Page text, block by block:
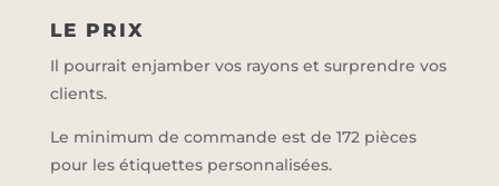
LE PRIX
Il pourrait enjamber vos rayons et surprendre vos
clients.
Le minimum de commande est de 172 pièces
pour les étiquettes personnalisées.